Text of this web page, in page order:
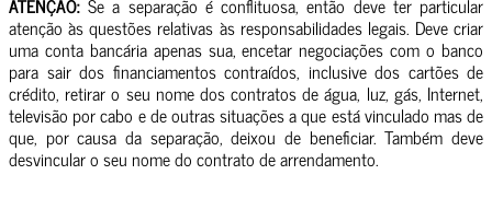
atenção às questões relativas às responsabilidades legais. Deve criar
uma conta bancária apenas sua, encetar negociações com o banco
para sair dos financiamentos contraídos, inclusive dos cartões de
crédito, retirar o seu nome dos contratos de água, luz, gás, Internet,
televisão por cabo e de outras situações a que está vinculado mas de
que, por causa da separação, deixou de beneficiar. Também deve
desvincular o seu nome do contrato de arrendamento.